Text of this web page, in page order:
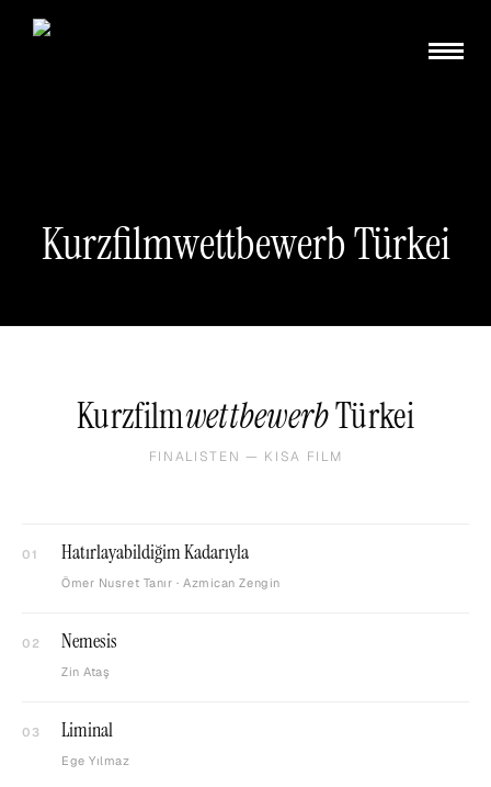
Kurzfilmwettbewerb Türkei
KurzfilmwettbewerbTürkei
FINALISTEN — KISA FILM
01 Hatırlayabildiğim Kadarıyla
Ömer Nusret Tanır · Azmican Zengin
02 Nemesis
Zin Ataş
03 Liminal
Ege Yılmaz